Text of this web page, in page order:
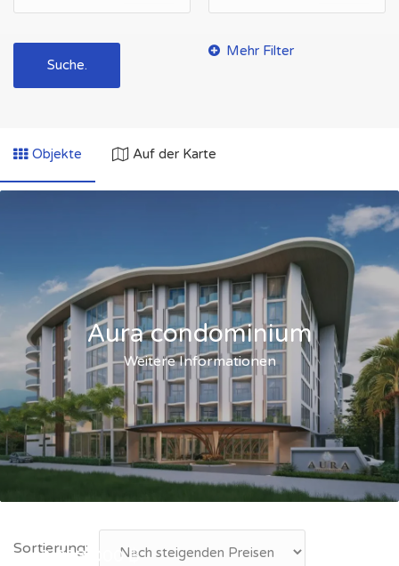
Suche.
Objekte Auf der Karte
Aura condominium
Weitere Informationen
Sortierung:
3 033 000 ฿